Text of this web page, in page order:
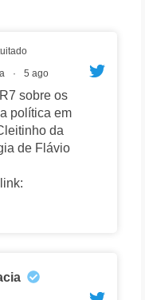
· 5 ago
sobre os
política em
da
de Flávio